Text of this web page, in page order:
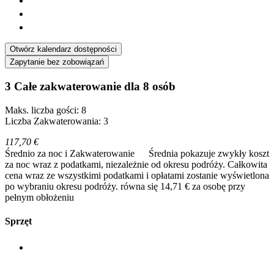
Otwórz kalendarz dostępności
Zapytanie bez zobowiązań
3 Całe zakwaterowanie dla 8 osób
Maks. liczba gości: 8
Liczba Zakwaterowania: 3
117,70 €
Średnio za noc i Zakwaterowanie
Średnia pokazuje zwykły koszt
za noc wraz z podatkami, niezależnie od okresu podróży. Całkowita
cena wraz ze wszystkimi podatkami i opłatami zostanie wyświetlona
po wybraniu okresu podróży. równa się 14,71 € za osobę przy
pełnym obłożeniu
Sprzęt